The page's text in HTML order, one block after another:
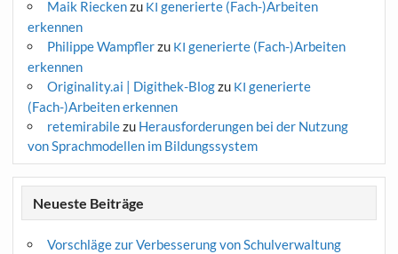
Maik Rieckenzu KI generierte (Fach-)Arbeiten
erkennen
Philippe Wampflerzu KI generierte (Fach-)Arbeiten
erkennen
Originality.ai | Digithek-Blogzu KI generierte
(Fach-)Arbeiten erkennen
retemirabilezu Herausforderungen bei der Nutzung
von Sprachmodellen im Bildungssystem
Neueste Beiträge
Vorschläge zur Verbesserung von Schulverwaltung